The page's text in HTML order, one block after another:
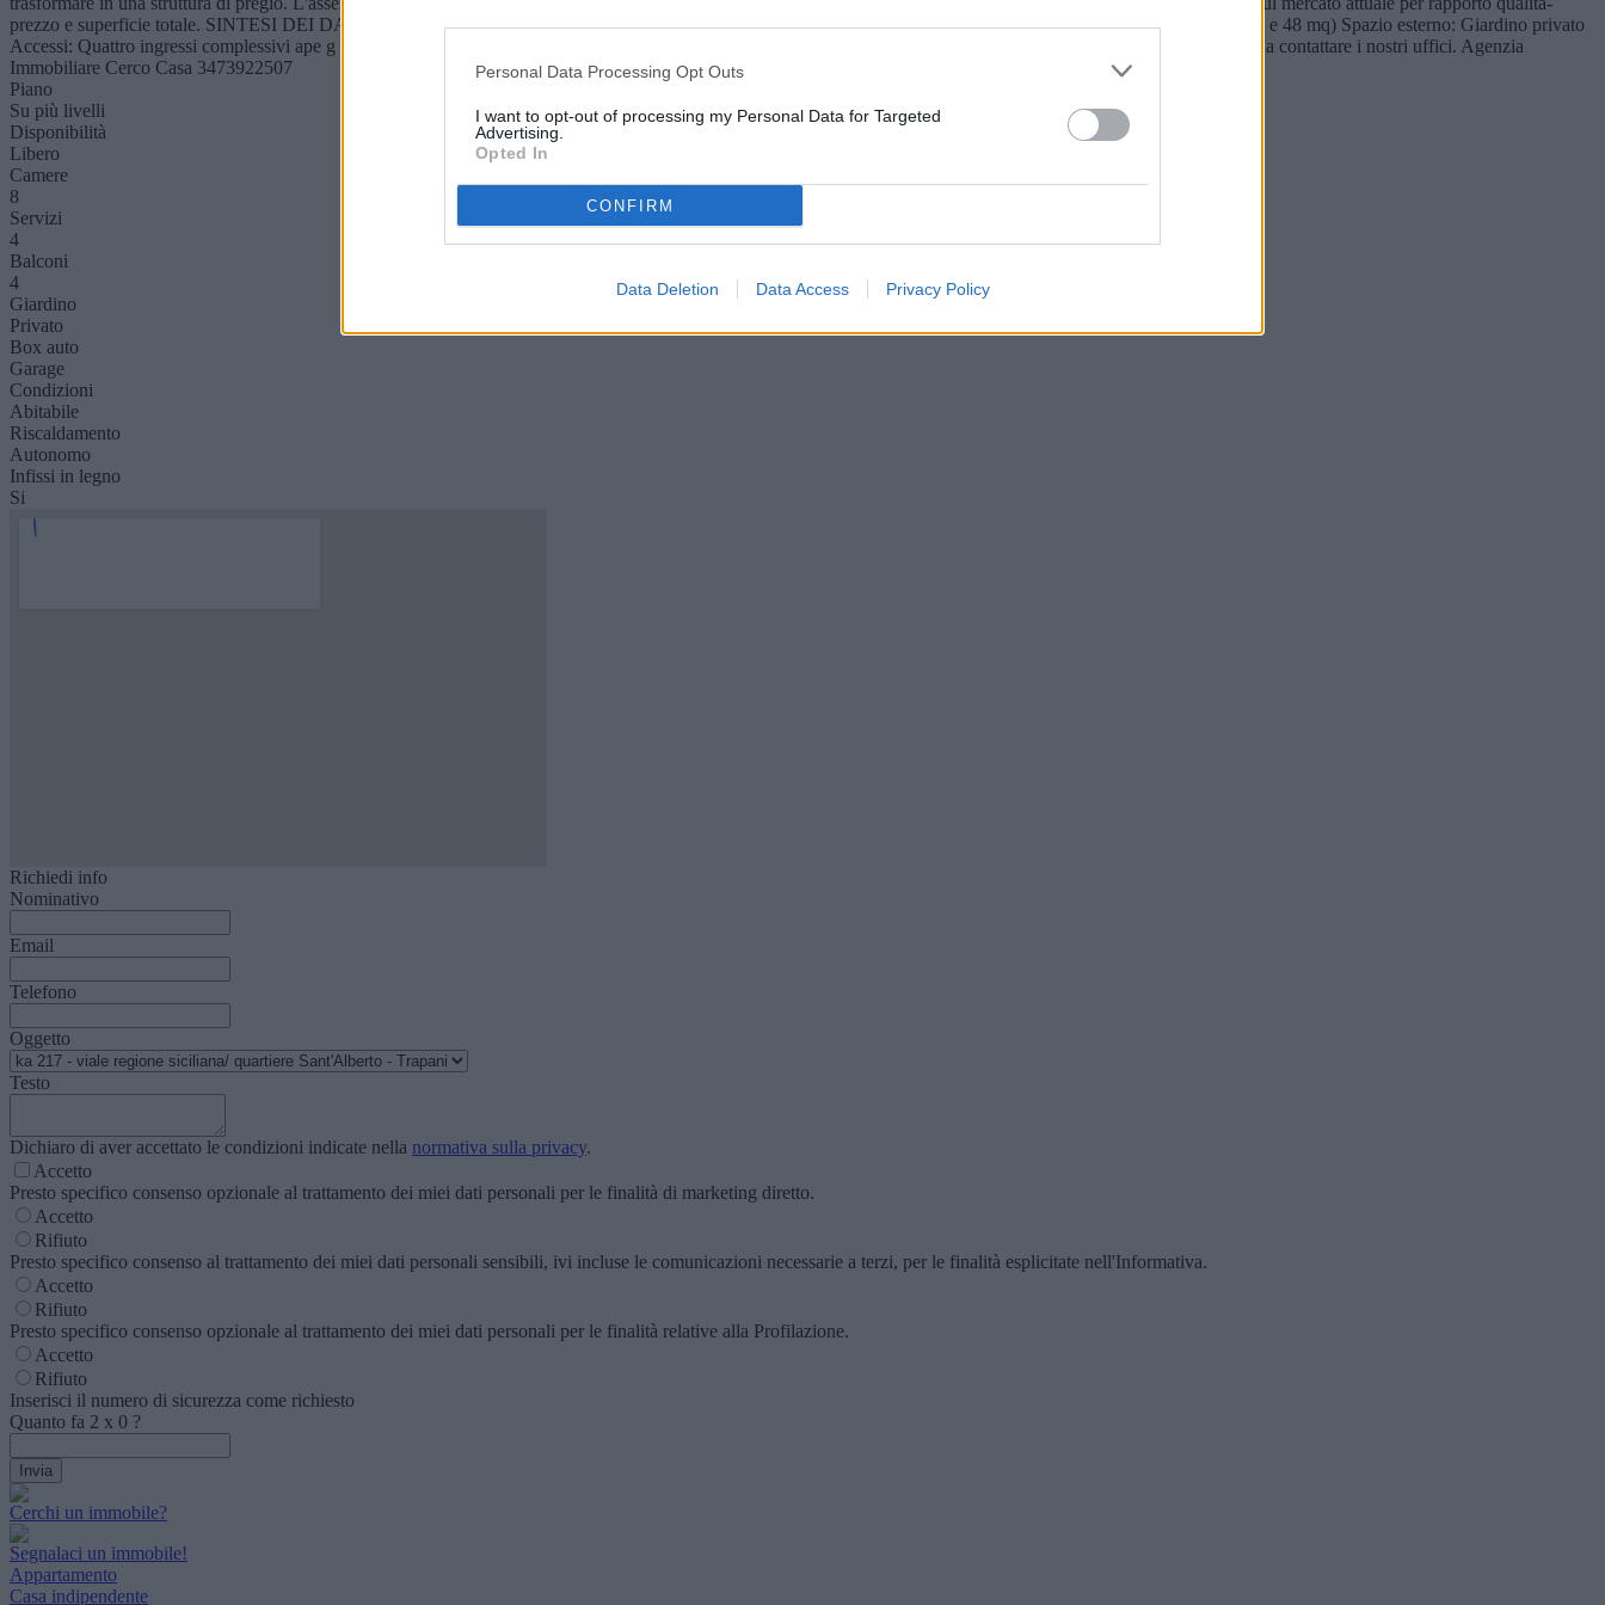
Personal Data Processing Opt Outs
I want to opt-out of processing my Personal Data for Targeted
Advertising.
Opted In
CONFIRM
Data Deletion Data Access Privacy Policy
prezzo e superficie totale. SINTESI DEI DATI Superficie residenziale totale: 516 mq (2 appartamenti da 258 mq) Superficie pertinenze: 148 mq (magazzini da 100 mq e 48 mq) Spazio esterno: Giardino privato
Accessi: Quattro ingressi complessivi ape g cod. int Ka 217 Prezzo: 360.000 Euro Per informazioni dettagliate o per programmare un sopralluogo tecnico, vi invitiamo a contattare i nostri uffici. Agenzia
Immobiliare Cerco Casa 3473922507
Piano
Su più livelli
Disponibilità
Libero
Camere
8
Servizi
4
Balconi
4
Giardino
Privato
Box auto
Garage
Condizioni
Abitabile
Riscaldamento
Autonomo
Infissi in legno
Si
Richiedi info
Nominativo
Email
Telefono
Oggetto
Testo
Dichiaro di aver accettato le condizioni indicate nella normativa sulla privacy.
Accetto
Presto specifico consenso opzionale al trattamento dei miei dati personali per le finalità di marketing diretto.
Accetto
Rifiuto
Presto specifico consenso al trattamento dei miei dati personali sensibili, ivi incluse le comunicazioni necessarie a terzi, per le finalità esplicitate nell'Informativa.
Accetto
Rifiuto
Presto specifico consenso opzionale al trattamento dei miei dati personali per le finalità relative alla Profilazione.
Accetto
Rifiuto
Inserisci il numero di sicurezza come richiesto
Quanto fa 2 x 0 ?
Cerchi un immobile?
Segnalaci un immobile!
Appartamento
Casa indipendente